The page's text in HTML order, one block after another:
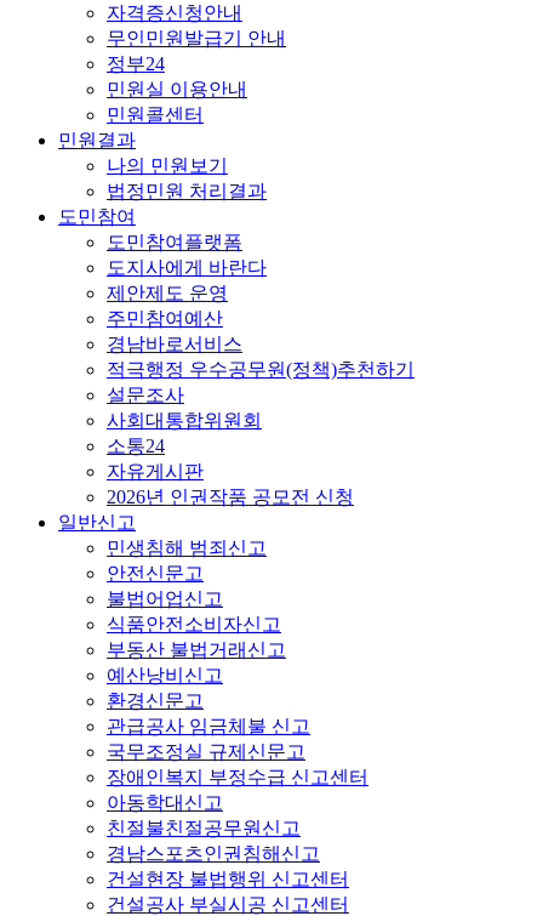
자격증신청안내
무인민원발급기 안내
정부24
민원실 이용안내
민원콜센터
민원결과
나의 민원보기
법정민원 처리결과
도민참여
도민참여플랫폼
도지사에게 바란다
제안제도 운영
주민참여예산
경남바로서비스
적극행정 우수공무원(정책)추천하기
설문조사
사회대통합위원회
소통24
자유게시판
2026년 인권작품 공모전 신청
일반신고
민생침해 범죄신고
안전신문고
불법어업신고
식품안전소비자신고
부동산 불법거래신고
예산낭비신고
환경신문고
관급공사 임금체불 신고
국무조정실 규제신문고
장애인복지 부정수급 신고센터
아동학대신고
친절불친절공무원신고
경남스포츠인권침해신고
건설현장 불법행위 신고센터
건설공사 부실시공 신고센터